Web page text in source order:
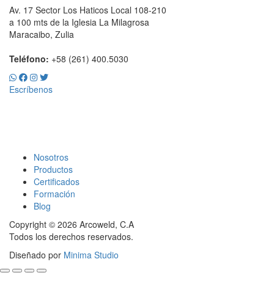
Av. 17 Sector Los Haticos Local 108-210
a 100 mts de la Iglesia La Milagrosa
Maracaibo, Zulia
Teléfono: +58 (261) 400.5030
Escríbenos
Nosotros
Productos
Certificados
Formación
Blog
Copyright © 2026 Arcoweld, C.A
Todos los derechos reservados.
Diseñado por Minima Studio